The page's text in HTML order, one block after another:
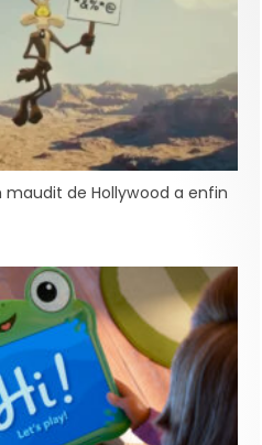
maudit de Hollywood a enfin